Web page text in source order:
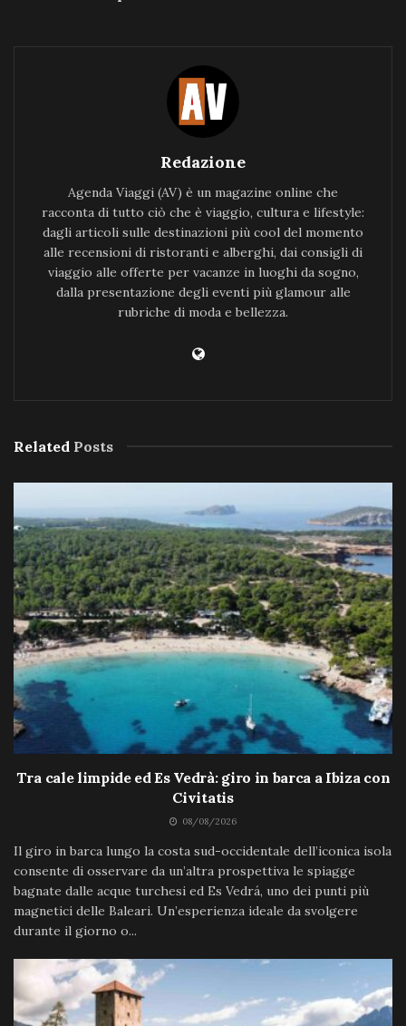
Redazione
Agenda Viaggi (AV) è un magazine online che
racconta di tutto ciò che è viaggio, cultura e lifestyle:
dagli articoli sulle destinazioni più cool del momento
alle recensioni di ristoranti e alberghi, dai consigli di
viaggio alle offerte per vacanze in luoghi da sogno,
dalla presentazione degli eventi più glamour alle
rubriche di moda e bellezza.
Related Posts
Tra cale limpide ed Es Vedrà: giro in barca a Ibiza con
Civitatis
08/08/2026
Il giro in barca lungo la costa sud-occidentale dell’iconica isola
consente di osservare da un’altra prospettiva le spiagge
bagnate dalle acque turchesi ed Es Vedrá, uno dei punti più
magnetici delle Baleari. Un’esperienza ideale da svolgere
durante il giorno o...